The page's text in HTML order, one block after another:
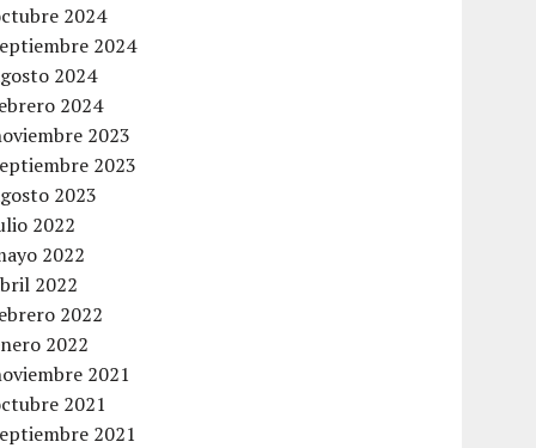
2024
2024
2024
2024
2023
2023
2023
2022
2022
2022
2022
2022
2021
2021
2021